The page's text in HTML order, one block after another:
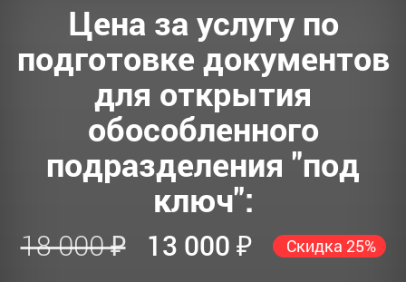
Цена за услугу по
подготовке документов
для открытия
обособленного
подразделения "под
ключ":
18 000 ₽ 13 000 ₽ Скидка 25%